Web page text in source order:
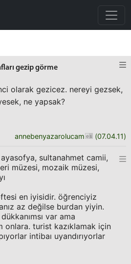
gezip görme
olarak gezicez. nereyi gezsek,
ne yapsak?
annebenyazarolucam (07.04.11)
ayasofya, sultanahmet camii,
müzesi, mozaik müzesi,
en iyisidir. öğrenciyiz
az değilse burdan yiyin.
var ama
onlara. turist kazıklamak için
intibaı uyandırıyorlar